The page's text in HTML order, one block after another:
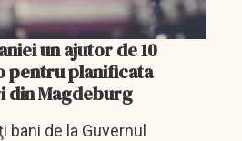
un ajutor de 10
pentru planificata
din Magdeburg
bani de la Guvernul